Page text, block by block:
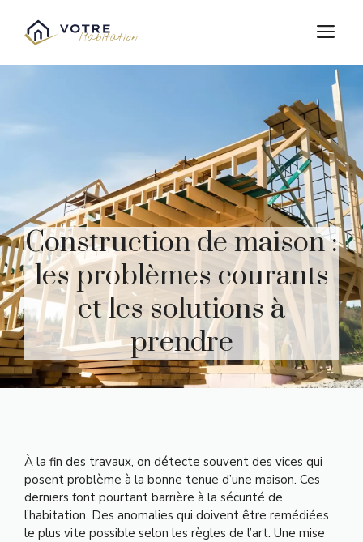
contenu
Construction de maison :
les problèmes courants
et les solutions à
prendre
À la fin des travaux, on détecte souvent des vices qui
posent problème à la bonne tenue d’une maison. Ces
derniers font pourtant barrière à la sécurité de
l’habitation. Des anomalies qui doivent être remédiées
le plus vite possible selon les règles de l’art. Une mise